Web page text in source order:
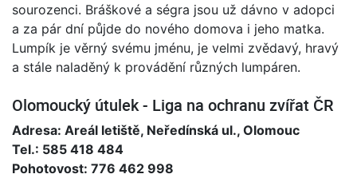
sourozenci. Bráškové a ségra jsou už dávno v adopci
a za pár dní půjde do nového domova i jeho matka.
Lumpík je věrný svému jménu, je velmi zvědavý, hravý
a stále naladěný k provádění různých lumpáren.
Olomoucký útulek - Liga na ochranu zvířat ČR
Adresa: Areál letiště, Neředínská ul., Olomouc
Tel.: 585 418 484
Pohotovost: 776 462 998